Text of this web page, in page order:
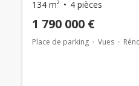
134 m² 4 pièces
1 790 000 €
Place de parking Vues